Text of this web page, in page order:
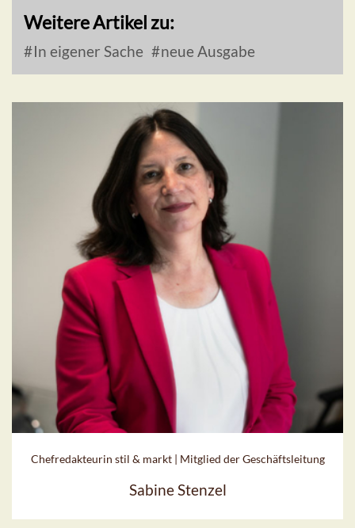
Weitere Artikel zu:
In eigener Sache neue Ausgabe
Chefredakteurin stil & markt | Mitglied der Geschäftsleitung
Sabine Stenzel